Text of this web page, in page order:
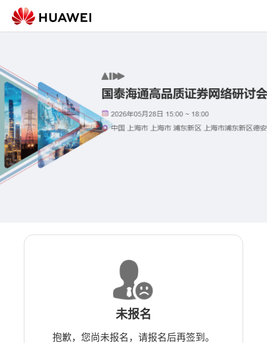
未报名
抱歉，您尚未报名，请报名后再签到。